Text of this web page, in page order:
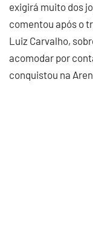
exigirá muito dos
comentou após o
Luiz Carvalho,
acomodar por
conquistou na